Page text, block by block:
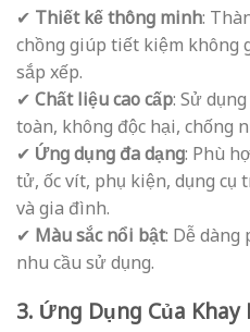
✔ Thiết kế thông minh:
chồng giúp tiết kiệm không
sắp xếp.
✔Chất liệu cao cấp: Sử
toàn, không độc hại, chống
✔ Ứng dụng đa dạng: Phù
tử, ốc vít, phụ kiện, dụng cụ
và gia đình.
✔ Màu sắc nổi bật: Dễ dàng
nhu cầu sử dụng.
3. Ứng Dụng Của